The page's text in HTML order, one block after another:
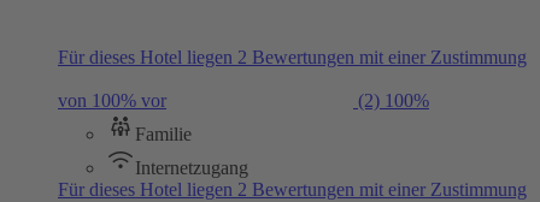
Für dieses Hotel liegen 2 Bewertungen mit einer Zustimmung
von 100% vor (2) 100%
Familie
Internetzugang
Für dieses Hotel liegen 2 Bewertungen mit einer Zustimmung